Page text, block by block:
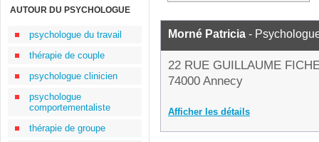
AUTOUR DU PSYCHOLOGUE
psychologue du travail
thérapie de couple
psychologue clinicien
psychologue
comportementaliste
thérapie de groupe
Morné Patricia -
22 RUE GUILLAUME
74000 Annecy
Afficher les détails